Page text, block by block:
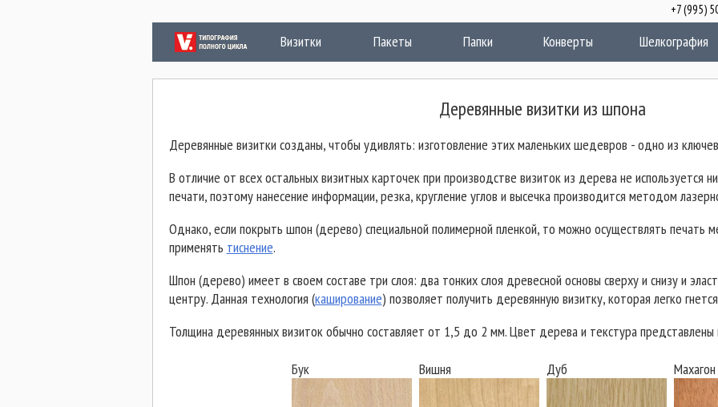
Визитки Пакеты Папки Конверты Шелкография
+7 (995)
Деревянные визитки из шпона
Деревянные визитки созданы, чтобы удивлять: изготовление этих маленьких шедевров - одно из
В отличие от всех остальных визитных карточек при производстве визиток из дерева не используется
печати, поэтому нанесение информации, резка, кругление углов и высечка производится методом
Однако, если покрыть шпон (дерево) специальной полимерной пленкой, то можно осуществлять печать
применять тиснение.
Шпон (дерево) имеет в своем составе три слоя: два тонких слоя древесной основы сверху и снизу и
центру. Данная технология (каширование) позволяет получить деревянную визитку, которая легко
Толщина деревянных визиток обычно составляет от 1,5 до 2 мм. Цвет дерева и текстура представлены
Бук Вишня Дуб Махагон